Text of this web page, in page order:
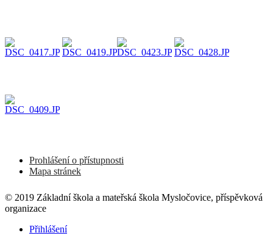
Prohlášení o přístupnosti
Mapa stránek
© 2019 Základní škola a mateřská škola Mysločovice, příspěvková
organizace
Přihlášení